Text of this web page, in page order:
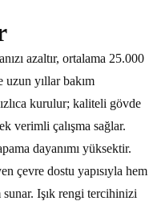
azaltır, ortalama 25.000
yıllar bakım
kurulur; kaliteli gövde
verimli çalışma sağlar.
dayanımı yüksektir.
çevre dostu yapısıyla hem
Işık rengi tercihinizi